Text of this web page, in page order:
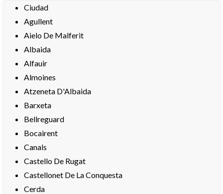
Ciudad
Agullent
Aielo De Malferit
Albaida
Alfauir
Almoines
Atzeneta D'Albaida
Barxeta
Bellreguard
Bocairent
Canals
Castello De Rugat
Castellonet De La Conquesta
Cerda